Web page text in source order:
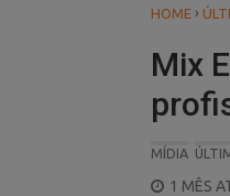
HOME ›
Mix
MÍDIA
POSTED
1 MÊS